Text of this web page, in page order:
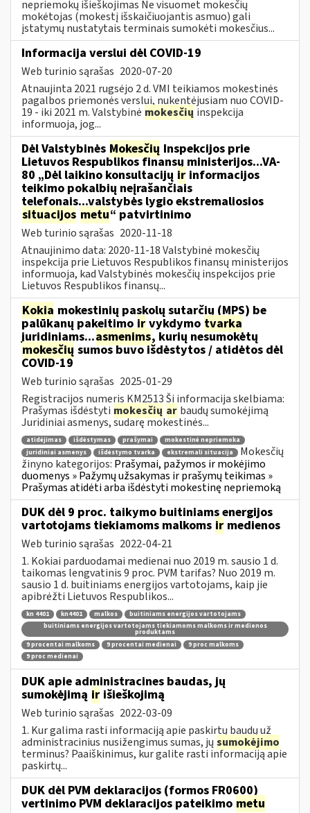
nepriemokų išieškojimas Ne visuomet mokesčių
mokėtojas (mokestį išskaičiuojantis asmuo) gali
įstatymų nustatytais terminais sumokėti mokesčius...
Informacija verslui dėl COVID-19
Web turinio sąrašas 2020-07-20
Atnaujinta 2021 rugsėjo 2 d. VMI teikiamos mokestinės
pagalbos priemonės verslui, nukentėjusiam nuo COVID-
19 - iki 2021 m. Valstybinė mokesčių inspekcija
informuoja, jog...
Dėl Valstybinės Mokesčių Inspekcijos prie
Lietuvos Respublikos finansų ministerijos...VA-
80 „Dėl laikino konsultacijų ir informacijos
teikimo pokalbių neįrašančiais
telefonais...valstybės lygio ekstremaliosios
situacijos metu“ patvirtinimo
Web turinio sąrašas 2020-11-18
Atnaujinimo data: 2020-11-18 Valstybinė mokesčių
inspekcija prie Lietuvos Respublikos finansų ministerijos
informuoja, kad Valstybinės mokesčių inspekcijos prie
Lietuvos Respublikos finansų...
Kokia mokestinių paskolų sutarčių (MPS) be
palūkanų pakeitimo ir vykdymo tvarka
juridiniams...asmenims, kurių nesumokėtų
mokesčių sumos buvo išdėstytos / atidėtos dėl
COVID-19
Web turinio sąrašas 2025-01-29
Registracijos numeris KM2513 Ši informacija skelbiama:
Prašymas išdėstyti mokesčių ar baudų sumokėjimą
Juridiniai asmenys, sudarę mokestinės...
atidėjimas išdėstymas prašymai
mokestinė nepriemoka
juridiniai asmenys
išdėstymo tvarka ekstremali situacija
Mokesčių
žinyno kategorijos: Prašymai, pažymos ir mokėjimo
duomenys » Pažymų užsakymas ir prašymų teikimas »
Prašymas atidėti arba išdėstyti mokestinę nepriemoką
DUK dėl 9 proc. taikymo buitiniams energijos
vartotojams tiekiamoms malkoms ir medienos
Web turinio sąrašas 2022-04-21
1. Kokiai parduodamai medienai nuo 2019 m. sausio 1 d.
taikomas lengvatinis 9 proc. PVM tarifas? Nuo 2019 m.
sausio 1 d. buitiniams energijos vartotojams, kaip jie
apibrėžti Lietuvos Respublikos...
kn 4401 kn4401 malkos
buitiniams energijos vartotojams
buitiniams energijos vartotojams tiekiamoms malkoms ir medienos
produktams
9 procentai malkoms
9 procentai medienai
9 proc malkoms
9 proc medienai
DUK apie administracines baudas, jų
sumokėjimą ir išieškojimą
Web turinio sąrašas 2022-03-09
1. Kur galima rasti informaciją apie paskirtų baudų už
administracinius nusižengimus sumas, jų sumokėjimo
terminus? Paaiškinimus, kur galite rasti informaciją apie
paskirtų...
DUK dėl PVM deklaracijos (formos FR0600)
vertinimo PVM deklaracijos pateikimo metu